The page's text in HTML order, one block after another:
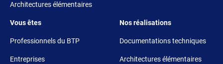
Architectures élémentaires
Footer 3
Vous êtes
Professionnels du BTP
Entreprises
Footer 4
Nos réalisations
Documentations techniques
Architectures élémentaires